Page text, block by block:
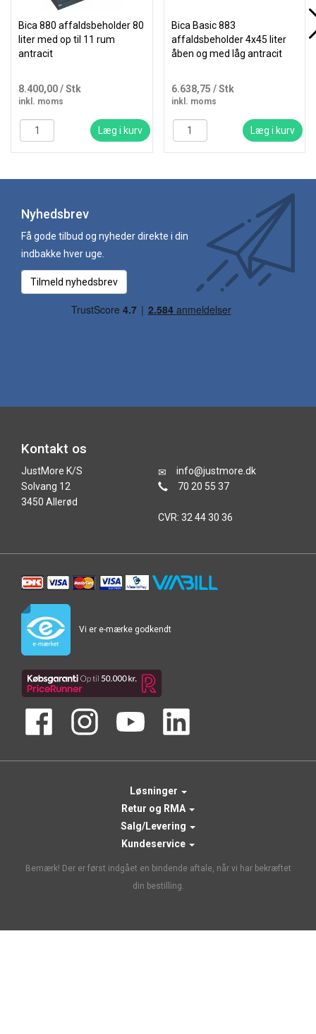
Bica 880 affaldsbeholder 80
liter med op til 11 rum
antracit
8.400,00/ Stk
inkl. moms
Læg i kurv
Bica Basic 883
affaldsbeholder 4x45 liter
åben og med låg antracit
6.638,75 / Stk
inkl. moms
Læg i kurv
Nyhedsbrev
Få gode tilbud og nyheder direkte i din
indbakke hver uge.
Tilmeld nyhedsbrev
Kontakt os
JustMore K/S
Solvang 12
3450 Allerød
info@justmore.dk
70 20 55 37
CVR: 32 44 30 36
Vi er e-mærke godkendt
Løsninger
Retur og RMA
Salg/Levering
Kundeservice
Bemærk! Der er først indgået en bindende aftale, når vi har bekræftet
din bestilling.